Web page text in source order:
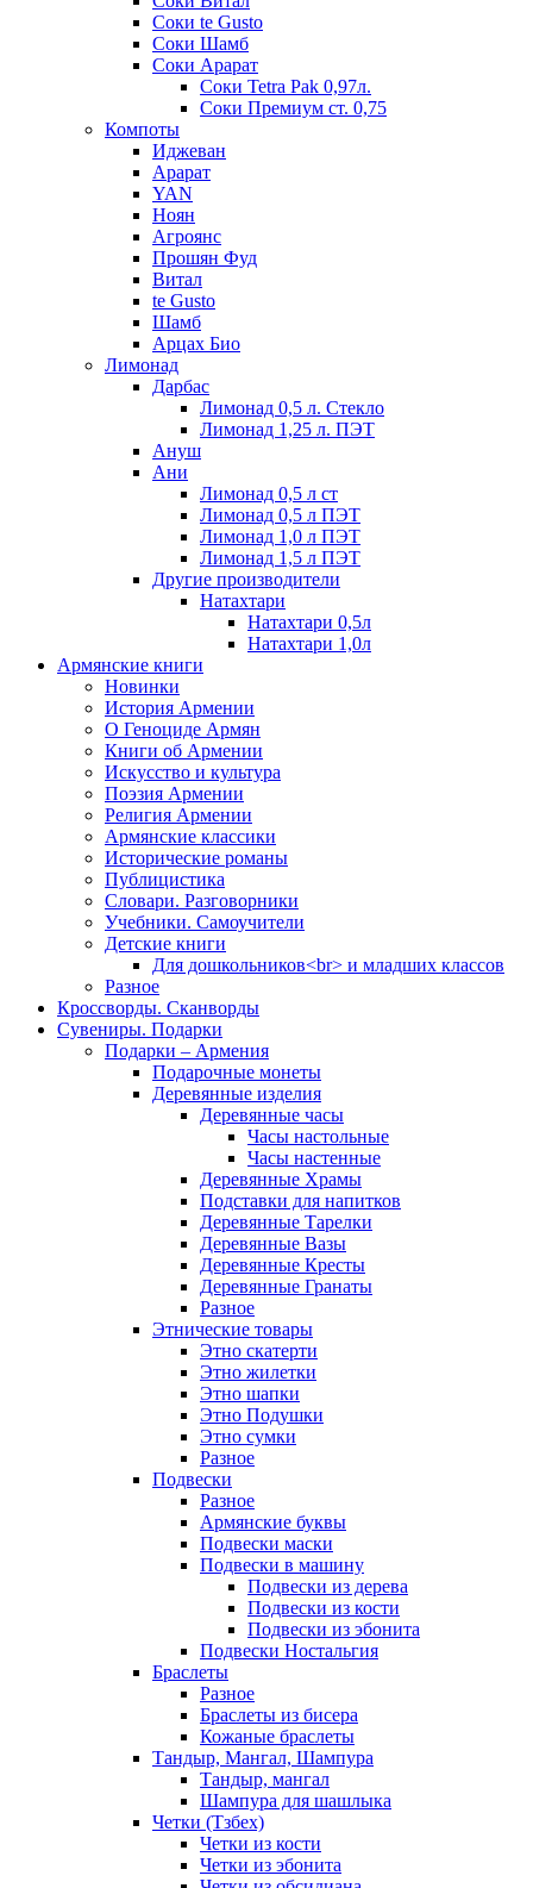
Соки te Gusto
Соки Шамб
Соки Арарат
Соки Tetra Pak 0,97л.
Соки Премиум ст. 0,75
Компоты
Иджеван
Арарат
YAN
Ноян
Агроянс
Прошян Фуд
Витал
te Gusto
Шамб
Арцах Био
Лимонад
Дарбас
Лимонад 0,5 л. Стекло
Лимонад 1,25 л. ПЭТ
Ануш
Ани
Лимонад 0,5 л ст
Лимонад 0,5 л ПЭТ
Лимонад 1,0 л ПЭТ
Лимонад 1,5 л ПЭТ
Другие производители
Натахтари
Натахтари 0,5л
Натахтари 1,0л
Армянские книги
Новинки
История Армении
О Геноциде Армян
Книги об Армении
Иcкусство и культура
Поэзия Армении
Религия Армении
Армянские классики
Исторические романы
Публицистика
Словари. Разговорники
Учебники. Самоучители
Детские книги
Для дошкольников<br> и младших классов
Разное
Кроссворды. Сканворды
Сувениры. Подарки
Подарки – Армения
Подарочные монеты
Деревянные изделия
Деревянные часы
Часы настольные
Часы настенные
Деревянные Храмы
Подставки для напитков
Деревянные Тарелки
Деревянные Вазы
Деревянные Кресты
Деревянные Гранаты
Разное
Этнические товары
Этно скатерти
Этно жилетки
Этно шапки
Этно Подушки
Этно сумки
Разное
Подвески
Разное
Армянские буквы
Подвески маски
Подвески в машину
Подвески из дерева
Подвески из кости
Подвески из эбонита
Подвески Ностальгия
Браслеты
Разное
Браслеты из бисера
Кожаные браслеты
Тандыр, Мангал, Шампура
Тандыр, мангал
Шампура для шашлыка
Четки (Тзбех)
Четки из кости
Четки из эбонита